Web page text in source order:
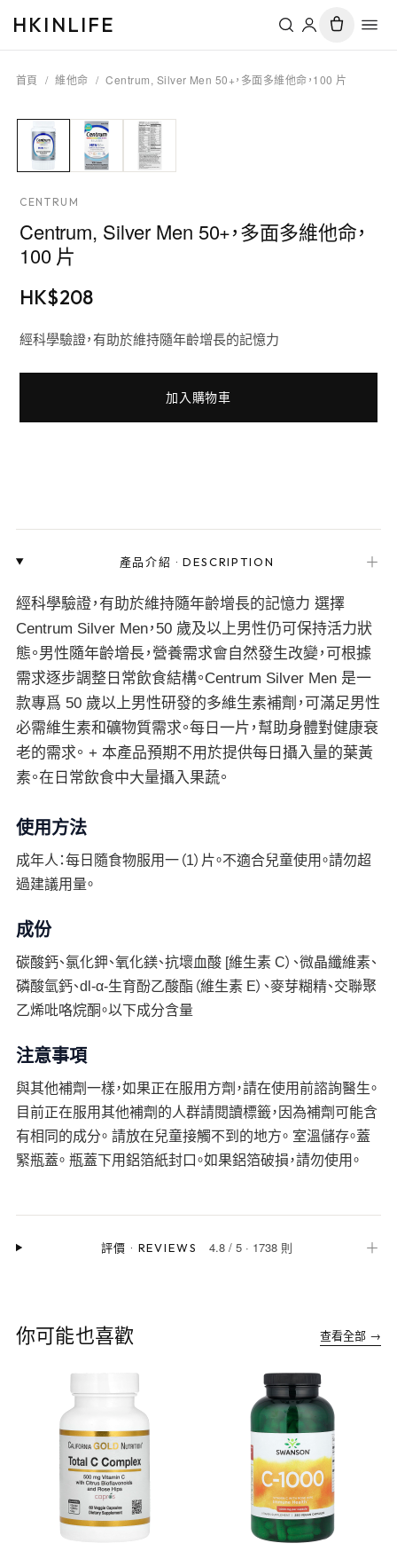
HKINLIFE
首頁 / 維他命 / Centrum, Silver Men 50+，多面多維他命，100 片
CENTRUM
Centrum, Silver Men 50+，多面多維他命，
100 片
HK$208
經科學驗證，有助於維持隨年齡增長的記憶力
加入購物車
產品介紹 ·DESCRIPTION ＋
經科學驗證，有助於維持隨年齡增長的記憶力 選擇
Centrum Silver Men，50 歲及以上男性仍可保持活力狀
態。男性隨年齡增長，營養需求會自然發生改變，可根據
需求逐步調整日常飲食結構。Centrum Silver Men 是一
款專爲 50 歲以上男性研發的多維生素補劑，可滿足男性
必需維生素和礦物質需求。每日一片，幫助身體對健康衰
老的需求。 + 本產品預期不用於提供每日攝入量的葉黃
素。在日常飲食中大量攝入果蔬。
使用方法
成年人：每日隨食物服用一（1）片。不適合兒童使用。請勿超
過建議用量。
成份
碳酸鈣、氯化鉀、氧化鎂、抗壞血酸 [維生素 C）、微晶纖維素、
磷酸氫鈣、dl-α-生育酚乙酸酯（維生素 E）、麥芽糊精、交聯聚
乙烯吡咯烷酮。以下成分含量
注意事項
與其他補劑一樣，如果正在服用方劑，請在使用前諮詢醫生。
目前正在服用其他補劑的人群請閱讀標籤，因為補劑可能含
有相同的成分。 請放在兒童接觸不到的地方。 室溫儲存。蓋
緊瓶蓋。 瓶蓋下用鋁箔紙封口。如果鋁箔破損，請勿使用。
評價 · REVIEWS 4.8 /5 · 1738 則 ＋
你可能也喜歡 查看全部 →